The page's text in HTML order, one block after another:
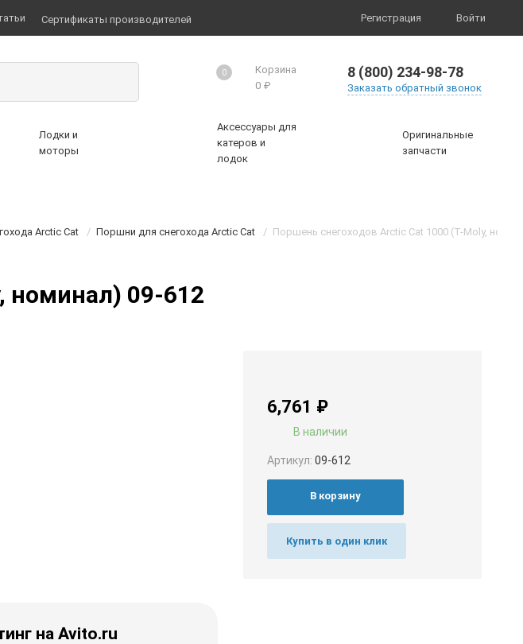
Сертификаты производителей Регистрация Войти
0
Корзина
0 ₽
8 (800) 234-98-78
Заказать обратный звонок
Лодки и
моторы
Аксессуары для
катеров и
лодок
Оригинальные
запчасти
Arctic Cat / Поршни для снегохода Arctic Cat / Поршень снегоходов Arctic Cat 1000 (T-Moly,
номинал) 09-612
6,761 ₽
В наличии
Артикул: 09-612
В корзину
Купить в один клик
на Avito.ru